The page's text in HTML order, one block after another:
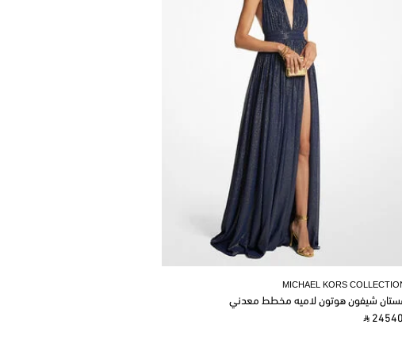
MICHAEL KORS
شيفون هوتون لاميه مخطط معدني
‎ ⃁ 24540 ‎